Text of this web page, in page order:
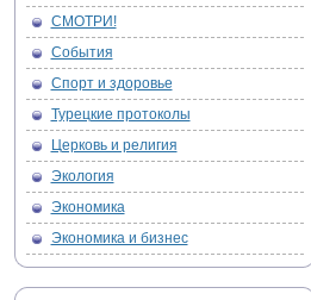
СМОТРИ!
События
Спорт и здоровье
Турецкие протоколы
Церковь и религия
Экология
Экономика
Экономика и бизнес